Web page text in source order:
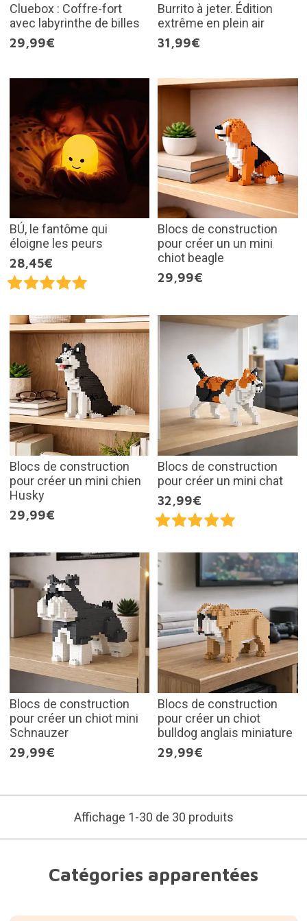
Cluebox : Coffre-fort
avec labyrinthe de billes
29,99€
Burrito à jeter. Édition
extrême en plein air
31,99€
BÚ, le fantôme qui
éloigne les peurs
28,45€
Blocs de construction
pour créer un un mini
chiot beagle
29,99€
Blocs de construction
pour créer un mini chien
Husky
29,99€
Blocs de construction
pour créer un mini chat
32,99€
Blocs de construction
pour créer un chiot mini
Schnauzer
29,99€
Blocs de construction
pour créer un chiot
bulldog anglais miniature
29,99€
Affichage 1-30 de 30 produits
Catégories apparentées